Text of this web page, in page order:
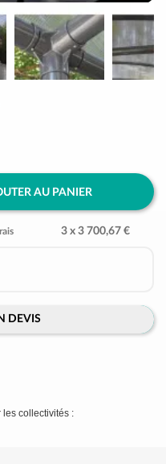
AU PANIER
3 x 3 700,67 €
DEVIS
collectivités :